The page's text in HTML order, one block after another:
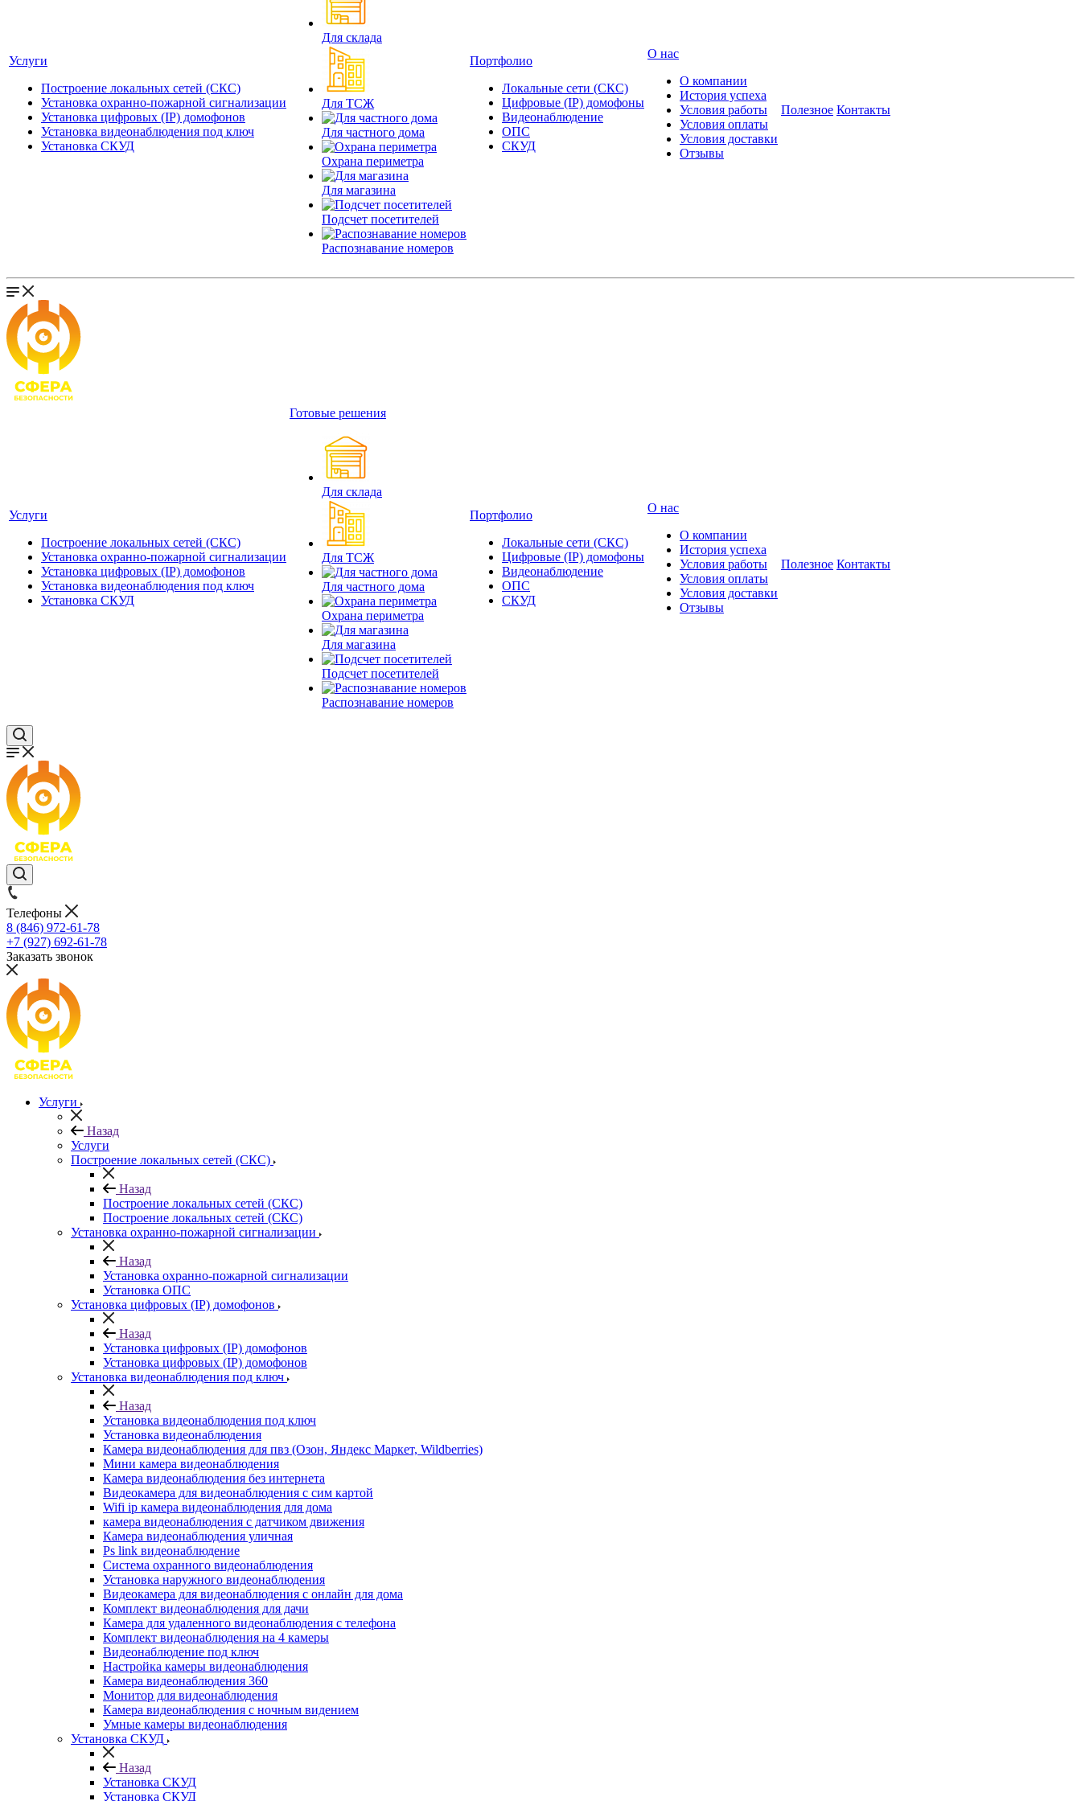
Услуги
Построение локальных сетей (СКС)
Установка охранно-пожарной сигнализации
Установка цифровых (IP) домофонов
Установка видеонаблюдения под ключ
Установка СКУД
Для склада
Для ТСЖ
Для частного дома
Охрана периметра
Для магазина
Подсчет посетителей
Распознавание номеров
Портфолио
Локальные сети (СКС)
Цифровые (IP) домофоны
Видеонаблюдение
ОПС
СКУД
О нас
О компании
История успеха
Условия работы
Условия оплаты
Условия доставки
Отзывы
Полезное Контакты
Услуги
Построение локальных сетей (СКС)
Установка охранно-пожарной сигнализации
Установка цифровых (IP) домофонов
Установка видеонаблюдения под ключ
Установка СКУД
Готовые решения
Для склада
Для ТСЖ
Для частного дома
Охрана периметра
Для магазина
Подсчет посетителей
Распознавание номеров
Портфолио
Локальные сети (СКС)
Цифровые (IP) домофоны
Видеонаблюдение
ОПС
СКУД
О нас
О компании
История успеха
Условия работы
Условия оплаты
Условия доставки
Отзывы
Полезное Контакты
Телефоны
8 (846) 972-61-78
+7 (927) 692-61-78
Заказать звонок
Услуги
Назад
Услуги
Построение локальных сетей (СКС)
Назад
Построение локальных сетей (СКС)
Построение локальных сетей (СКС)
Установка охранно-пожарной сигнализации
Назад
Установка охранно-пожарной сигнализации
Установка ОПС
Установка цифровых (IP) домофонов
Назад
Установка цифровых (IP) домофонов
Установка цифровых (IP) домофонов
Установка видеонаблюдения под ключ
Назад
Установка видеонаблюдения под ключ
Установка видеонаблюдения
Камера видеонаблюдения для пвз (Озон, Яндекс Маркет, Wildberries)
Мини камера видеонаблюдения
Камера видеонаблюдения без интернета
Видеокамера для видеонаблюдения с сим картой
Wifi ip камера видеонаблюдения для дома
камера видеонаблюдения с датчиком движения
Камера видеонаблюдения уличная
Ps link видеонаблюдение
Система охранного видеонаблюдения
Установка наружного видеонаблюдения
Видеокамера для видеонаблюдения с онлайн для дома
Комплект видеонаблюдения для дачи
Камера для удаленного видеонаблюдения с телефона
Комплект видеонаблюдения на 4 камеры
Видеонаблюдение под ключ
Настройка камеры видеонаблюдения
Камера видеонаблюдения 360
Монитор для видеонаблюдения
Камера видеонаблюдения с ночным видением
Умные камеры видеонаблюдения
Установка СКУД
Назад
Установка СКУД
Установка СКУД